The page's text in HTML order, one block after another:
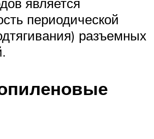
периодической
разъемных